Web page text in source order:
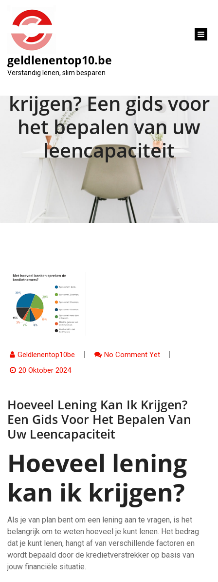
gaan
geldlenentop10.be
Verstandig lenen, slim besparen
Hoeveel lening kan ik
krijgen? Een gids voor
het bepalen van uw
leencapaciteit
Geldlenentop10be
No Comment Yet
20 Oktober 2024
Hoeveel Lening Kan Ik Krijgen?
Een Gids Voor Het Bepalen Van
Uw Leencapaciteit
Hoeveel lening
kan ik krijgen?
Als je van plan bent om een lening aan te vragen, is het
belangrijk om te weten hoeveel je kunt lenen. Het bedrag
dat je kunt lenen, hangt af van verschillende factoren en
wordt bepaald door de kredietverstrekker op basis van
jouw financiële situatie.